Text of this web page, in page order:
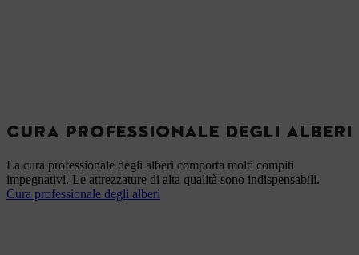
CURA PROFESSIONALE DEGLI ALBERI
La cura professionale degli alberi comporta molti compiti
impegnativi. Le attrezzature di alta qualità sono indispensabili.
Cura professionale degli alberi